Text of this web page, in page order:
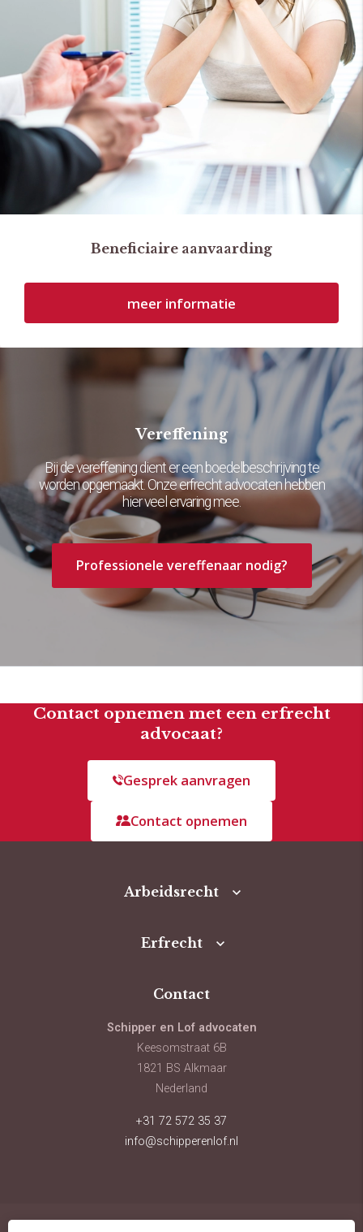
Beneficiaire aanvaarding
meer informatie
Vereffening
Bij de vereffening dient er een boedelbeschrijving te
worden opgemaakt. Onze erfrecht advocaten hebben
hier veel ervaring mee.
Professionele vereffenaar nodig?
Contact opnemen met een erfrecht
advocaat?
Gesprek aanvragen
Contact opnemen
Arbeidsrecht
Erfrecht
Contact
Schipper en Lof advocaten
Keesomstraat 6B
1821 BS Alkmaar
Nederland
+31 72 572 35 37
info@schipperenlof.nl